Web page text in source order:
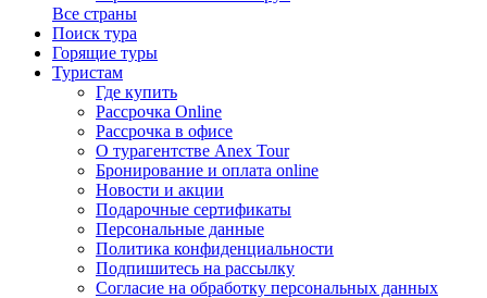
Все страны
Поиск тура
Горящие туры
Туристам
Где купить
Рассрочка Online
Рассрочка в офисе
О турагентстве Anex Tour
Бронирование и оплата online
Новости и акции
Подарочные сертификаты
Персональные данные
Политика конфиденциальности
Подпишитесь на рассылку
Согласие на обработку персональных данных